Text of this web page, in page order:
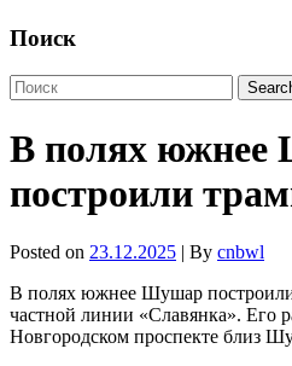
Поиск
В полях
построили
Posted on 23.12.2025 | By cnbwl
В полях южнее Шушар
частной линии «Славянка». Его
Новгородском проспекте близ